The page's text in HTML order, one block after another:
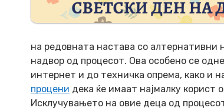
на редовната настава со алтернативни
надвор од процесот. Ова особено се
интернет и до техничка опрема, како и
процени дека ќе имаат најмалку
Исклучувањето на овие деца од